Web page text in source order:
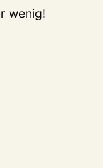
wenig!